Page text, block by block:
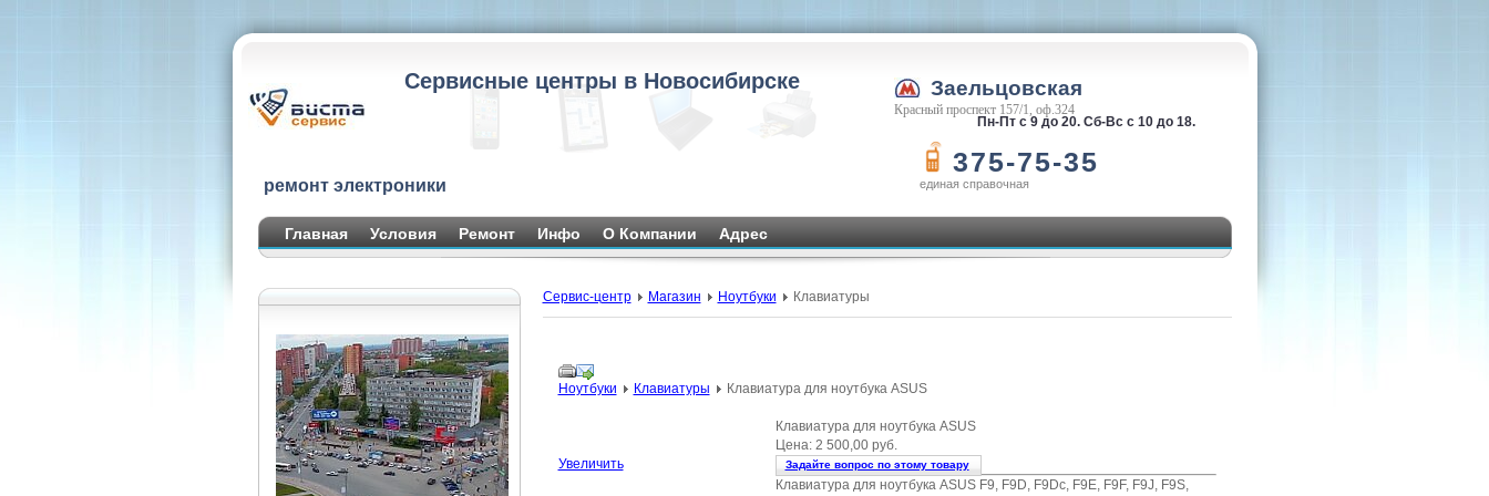
Сервисные центры в Новосибирске
ремонт электроники
Заельцовская
Красный проспект 157/1, оф.324
Пн-Пт с 9 до 20. Сб-Вс с 10 до 18.
375-75-35
единая справочная
Главная Условия Ремонт Инфо О Компании Адрес
Сервис-центр Магазин Ноутбуки Клавиатуры
Ноутбуки Клавиатуры Клавиатура для ноутбука ASUS
Увеличить
Клавиатура для ноутбука ASUS
Цена: 2 500,00 руб.
Задайте вопрос по этому товару
Клавиатура для ноутбука ASUS F9, F9D, F9Dc, F9E, F9F, F9J, F9S,